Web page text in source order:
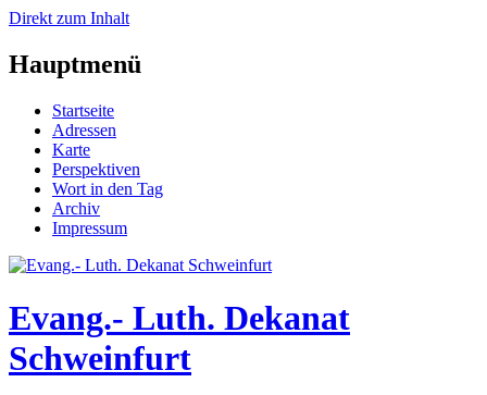
Direkt zum Inhalt
Hauptmenü
Startseite
Adressen
Karte
Perspektiven
Wort in den Tag
Archiv
Impressum
Evang.- Luth. Dekanat
Schweinfurt